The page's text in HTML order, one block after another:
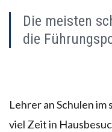
Die meisten
die
Lehrer an Schulen
viel Zeit in